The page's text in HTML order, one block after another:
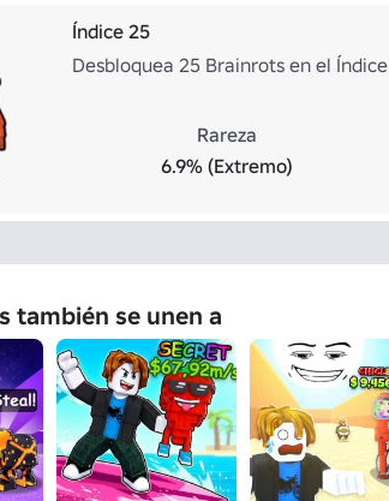
Índice 25
Desbloquea 25 Brainrots en el Índice
Rareza
6.9% (Extremo)
también se unen a